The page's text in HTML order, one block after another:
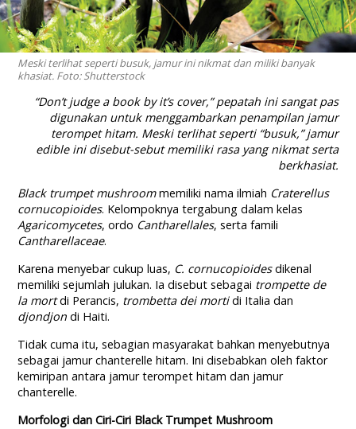
Meski terlihat seperti busuk, jamur ini nikmat dan miliki banyak
khasiat. Foto: Shutterstock
“Don’t judge a book by it’s cover,”pepatah ini sangat pas
digunakan untuk menggambarkan penampilan jamur
terompet hitam. Meski terlihat seperti “busuk,” jamur
edible ini disebut-sebut memiliki rasa yang nikmat serta
berkhasiat.
Black trumpet mushroommemiliki nama ilmiah Craterellus
cornucopioides. Kelompoknya tergabung dalam kelas
Agaricomycetes, ordo Cantharellales, serta famili
Cantharellaceae.
Karena menyebar cukup luas, C. cornucopioidesdikenal
memiliki sejumlah julukan. Ia disebut sebagai trompette de
la mortdi Perancis, trombetta dei mortidi Italia dan
djondjon di Haiti.
Tidak cuma itu, sebagian masyarakat bahkan menyebutnya
sebagai jamur chanterelle hitam. Ini disebabkan oleh faktor
kemiripan antara jamur terompet hitam dan jamur
chanterelle.
Morfologi dan Ciri-Ciri Black Trumpet Mushroom